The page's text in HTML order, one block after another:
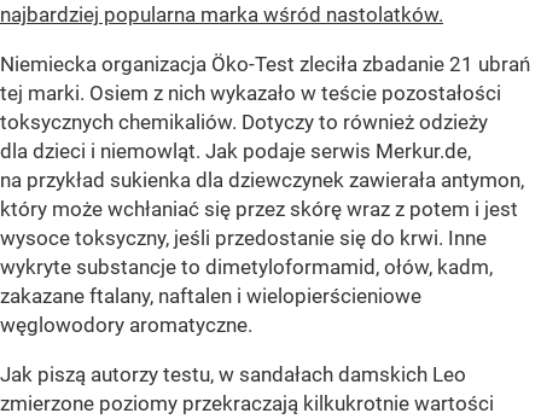
najbardziej popularna marka wśród nastolatków.
Niemiecka organizacja Öko-Test zleciła zbadanie 21 ubrań
tej marki. Osiem z nich wykazało w teście pozostałości
toksycznych chemikaliów. Dotyczy to również odzieży
dla dzieci i niemowląt. Jak podaje serwis Merkur.de,
na przykład sukienka dla dziewczynek zawierała antymon,
który może wchłaniać się przez skórę wraz z potem i jest
wysoce toksyczny, jeśli przedostanie się do krwi. Inne
wykryte substancje to dimetyloformamid, ołów, kadm,
zakazane ftalany, naftalen i wielopierścieniowe
węglowodory aromatyczne.
Jak piszą autorzy testu, w sandałach damskich Leo
zmierzone poziomy przekraczają kilkukrotnie wartości